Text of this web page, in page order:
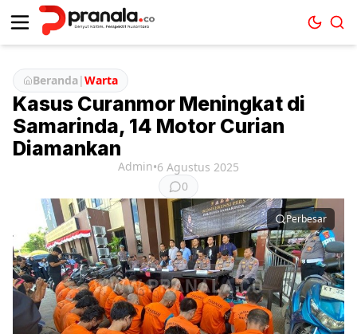
Beranda|Warta
Kasus Curanmor Meningkat di
Samarinda, 14 Motor Curian
Diamankan
Admin•6 Agustus 2025
0
Perbesar